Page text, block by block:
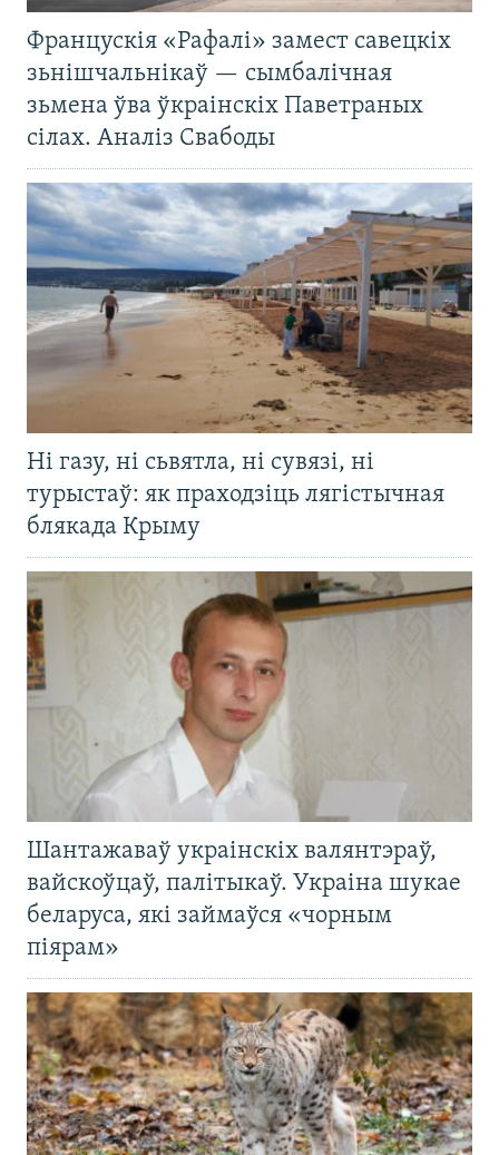
Францускія «Рафалі» замест савецкіх
зьнішчальнікаў — сымбалічная
зьмена ўва ўкраінскіх Паветраных
сілах. Аналіз Свабоды
Ні газу, ні сьвятла, ні сувязі, ні
турыстаў: як праходзіць лягістычная
блякада Крыму
Шантажаваў украінскіх валянтэраў,
вайскоўцаў, палітыкаў. Украіна шукае
беларуса, які займаўся «чорным
піярам»